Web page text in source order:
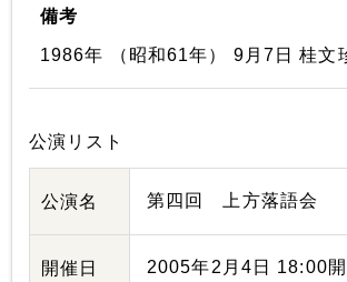
備考
1986年 （昭和61年） 9月7日 桂文
公演リスト
公演名 第四回 上方落語会
開催日 2005年2月4日 18:00